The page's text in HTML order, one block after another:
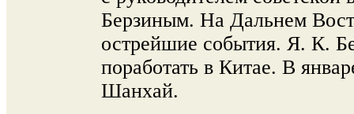
Берзиным. На Дальнем
острейшие события. Я. К.
поработать в Китае. В
Шанхай.